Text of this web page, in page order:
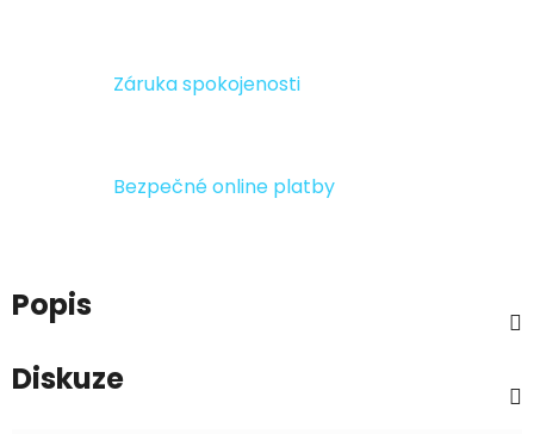
Záruka spokojenosti
Bezpečné online platby
Popis
Diskuze